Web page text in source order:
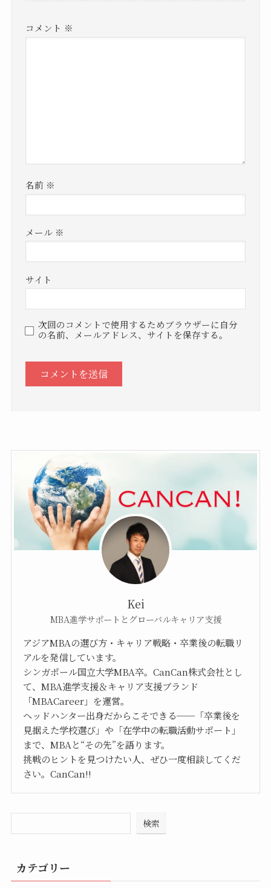
コメント ※
名前 ※
メール ※
サイト
次回のコメントで使用するためブラウザーに自分
の名前、メールアドレス、サイトを保存する。
Kei
MBA進学サポートとグローバルキャリア支援
アジアMBAの選び方・キャリア戦略・卒業後の転職リ
アルを発信しています。
シンガポール国立大学MBA卒。CanCan株式会社とし
て、MBA進学支援＆キャリア支援ブランド
「MBACareer」を運営。
ヘッドハンター出身だからこそできる──「卒業後を
見据えた学校選び」や「在学中の転職活動サポート」
まで、MBAと“その先”を語ります。
挑戦のヒントを見つけたい人、ぜひ一度相談してくだ
さい。CanCan!!
検索
カテゴリー